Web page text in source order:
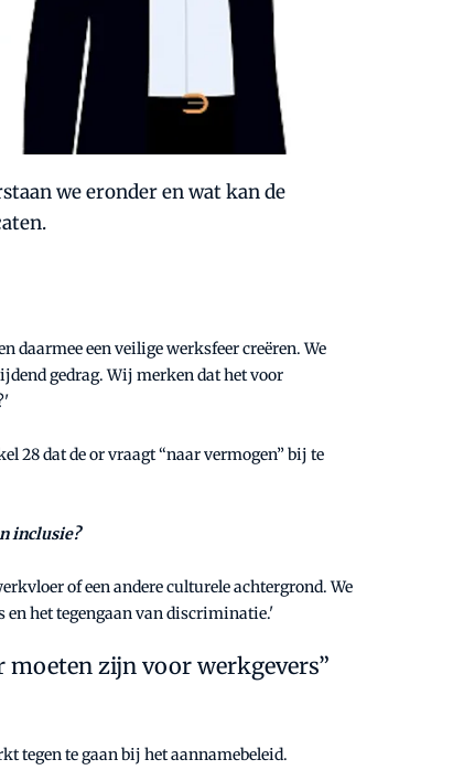
we eronder en wat kan de
daarmee een veilige werksfeer creëren. We
gedrag. Wij merken dat het voor
28 dat de or vraagt “naar vermogen” bij te
inclusie?
of een andere culturele achtergrond. We
en het tegengaan van discriminatie.'
zijn voor werkgevers”
tegen te gaan bij het aannamebeleid.